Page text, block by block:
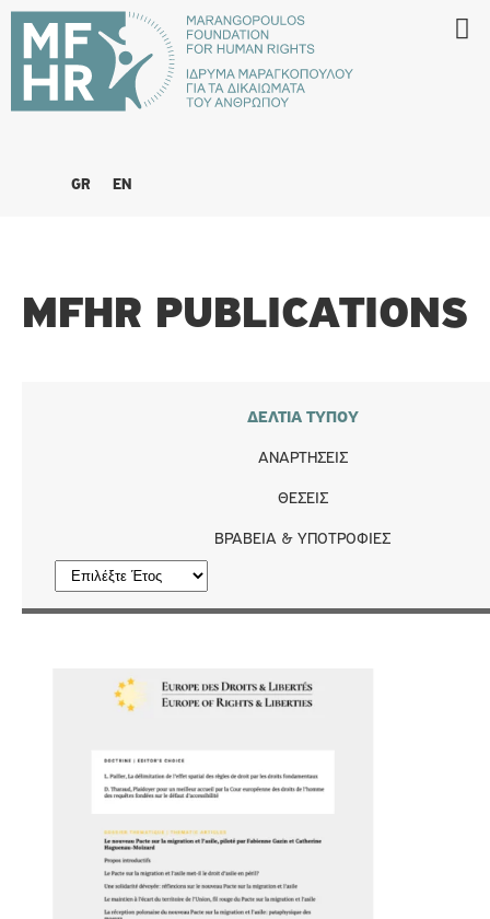
GR EN
MFHR PUBLICATIONS
ΔΕΛΤΊΑ ΤΎΠΟΥ
ΑΝΑΡΤΉΣΕΙΣ
ΘΈΣΕΙΣ
ΒΡΑΒΕΊΑ & ΥΠΟΤΡΟΦΊΕΣ